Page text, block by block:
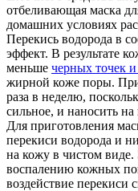
отбеливающая маска
домашних условиях
Перекись водорода в
эффект. В результате
меньше черных точек
жирной коже поры.
раза в неделю,
сильное, и наносить
Для приготовления
перекиси водорода и
на кожу в чистом
воспалению кожных
воздействие перекиси